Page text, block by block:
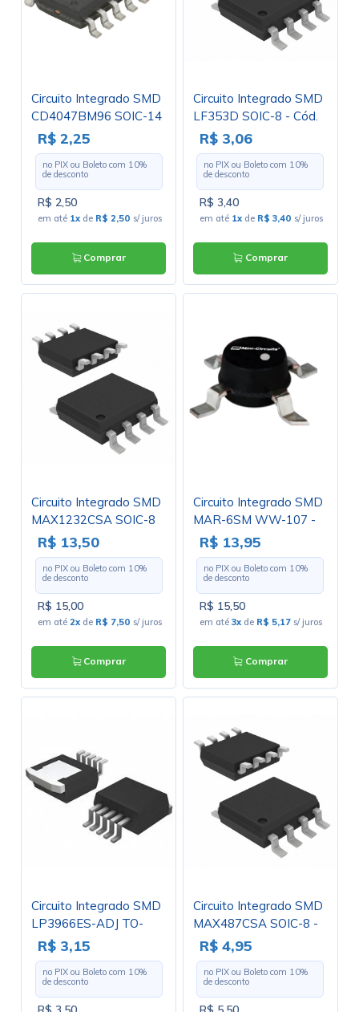
Circuito Integrado SMD
CD4047BM96 SOIC-14
- Texas
R$ 2,25
no PIX ou Boleto com 10%
de desconto
R$ 2,50
em até 1x de R$ 2,50 s/ juros
Comprar
Circuito Integrado SMD
LF353D SOIC-8 - Cód.
Loja 4798 -
STMicroelectronics
R$ 3,06
no PIX ou Boleto com 10%
de desconto
R$ 3,40
em até 1x de R$ 3,40 s/ juros
Comprar
Circuito Integrado SMD
MAX1232CSA SOIC-8
R$ 13,50
no PIX ou Boleto com 10%
de desconto
R$ 15,00
em até 2x de R$ 7,50 s/ juros
Comprar
Circuito Integrado SMD
MAR-6SM WW-107 -
Cód. Loja 523 - Mini
Circuits
R$ 13,95
no PIX ou Boleto com 10%
de desconto
R$ 15,50
em até 3x de R$ 5,17 s/ juros
Comprar
Circuito Integrado SMD
LP3966ES-ADJ TO-
263-5
R$ 3,15
no PIX ou Boleto com 10%
de desconto
Circuito Integrado SMD
MAX487CSA SOIC-8 -
Cód. Loja 5394 - Maxim
R$ 4,95
no PIX ou Boleto com 10%
de desconto